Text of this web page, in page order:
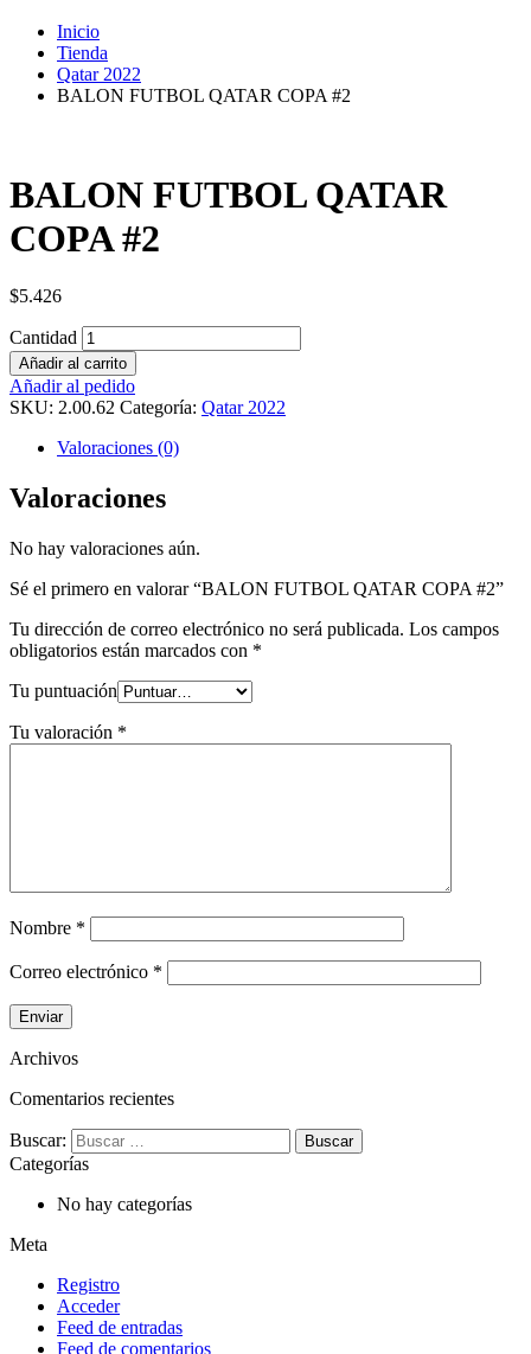
Inicio
Tienda
Qatar 2022
BALON FUTBOL QATAR COPA #2
BALON FUTBOL QATAR
COPA #2
$5.426
Cantidad
Añadir al carrito
Añadir al pedido
SKU: 2.00.62 Categoría: Qatar 2022
Valoraciones (0)
Valoraciones
No hay valoraciones aún.
Sé el primero en valorar “BALON FUTBOL QATAR COPA #2”
Tu dirección de correo electrónico no será publicada. Los campos
obligatorios están marcados con *
Tu puntuación
Tu valoración *
Nombre *
Correo electrónico *
Archivos
Comentarios recientes
Buscar:
Categorías
No hay categorías
Meta
Registro
Acceder
Feed de entradas
Feed de comentarios